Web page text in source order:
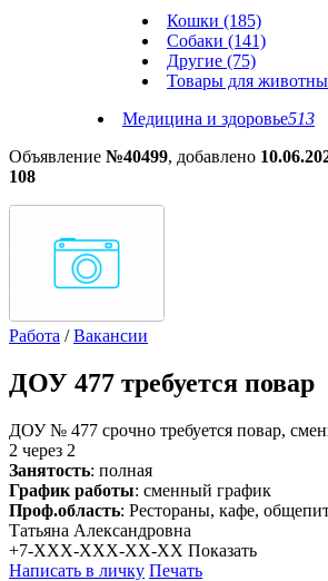
Кошки (185)
Собаки (141)
Другие (75)
Товары для
Медицина и здоровье513
Объявление №40499, добавлено
108
Работа /Вакансии
ДОУ 477 требуется повар
ДОУ № 477 срочно требуется повар,
2 через 2
Занятость: полная
График работы: сменный график
Проф.область: Рестораны, кафе,
Татьяна Александровна
+7-XXX-XXX-XX-XX Показать
Написать в личку Печать